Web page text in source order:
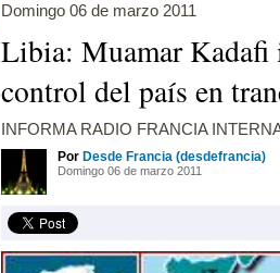
Domingo 06 de marzo 2011
Libia: Muamar Kadafi
control del país en
INFORMA RADIO FRANCIA
Por Desde Francia (desdefrancia)
Domingo 06 de marzo 2011